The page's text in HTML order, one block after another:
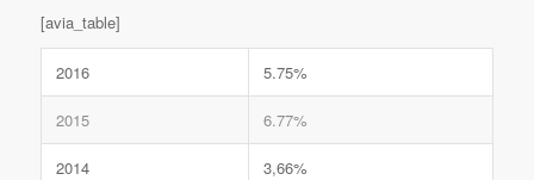
[avia_table]
2016 5.75%
2015 6.77%
2014 3,66%